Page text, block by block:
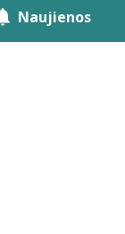
Naujienos